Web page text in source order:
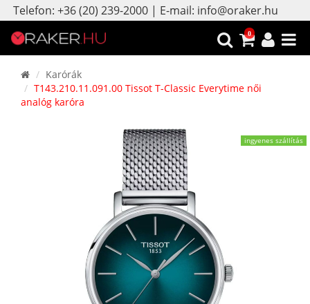
Telefon: +36 (20) 239-2000 | E-mail: info@oraker.hu
0
Karórák
T143.210.11.091.00 Tissot T-Classic Everytime női
analóg karóra
ingyenes szállítás